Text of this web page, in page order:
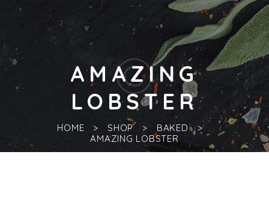
AMAZING
LOBSTER
HOME SHOP
BAKED
AMAZING LOBSTER